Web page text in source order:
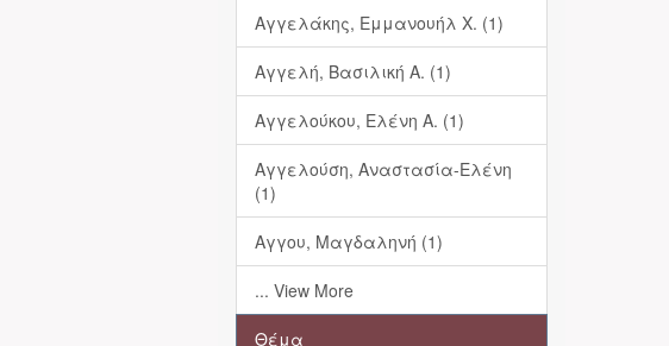
Αγγελάκης, Εμμανουήλ Χ. (1)
Αγγελή, Βασιλική Α. (1)
Αγγελούκου, Ελένη Α. (1)
Αγγελούση, Αναστασία-Ελένη
(1)
Αγγου, Μαγδαληνή (1)
... View More
Θέμα